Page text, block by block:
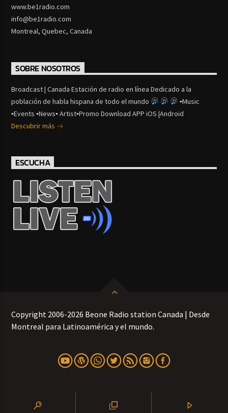
www.be1radio.com
info@be1radio.com
Montreal, Quebec, Canada
SOBRE NOSOTROS
Broadcast | Canada Estación de radio en línea Dedicado a la
población de habla hispana de todo el mundo
▪Music
▪Events ▪News▪ Artist▪Promo Download APP iOS |Android
Descubrir más
ESCUCHA
Copyright 2006-2026 Beone Radio station Canada | Desde
Montreal para Latinoamérica y el mundo.